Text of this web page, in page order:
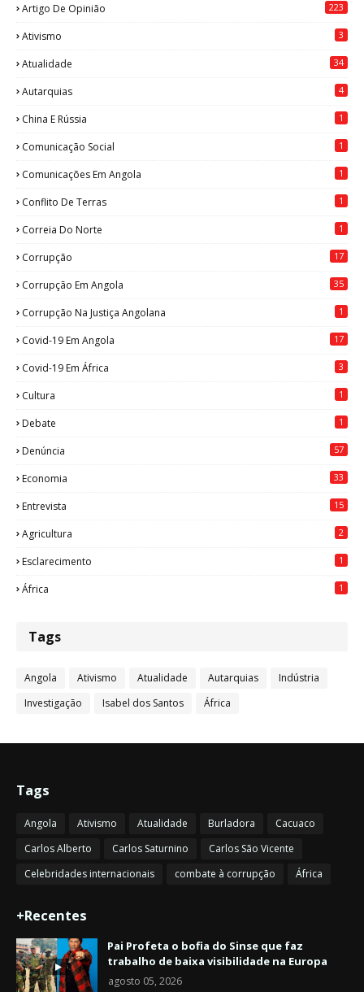
Artigo De Opinião 223
Ativismo 3
Atualidade 34
Autarquias 4
China E Rússia 1
Comunicação Social 1
Comunicações Em Angola 1
Conflito De Terras 1
Correia Do Norte 1
Corrupção 17
Corrupção Em Angola 35
Corrupção Na Justiça Angolana 1
Covid-19 Em Angola 17
Covid-19 Em África 3
Cultura 1
Debate 1
Denúncia 57
Economia 33
Entrevista 15
Agricultura 2
Esclarecimento 1
África 1
Tags
Angola Ativismo Atualidade Autarquias
Indústria
Investigação
Isabel dos Santos África
Tags
Angola Ativismo Atualidade Burladora
Cacuaco
Carlos Alberto
Carlos Saturnino
Carlos São Vicente
Celebridades internacionais
combate à corrupção África
+Recentes
Pai Profeta o bofia do Sinse que faz
trabalho de baixa visibilidade na Europa
agosto 05, 2026